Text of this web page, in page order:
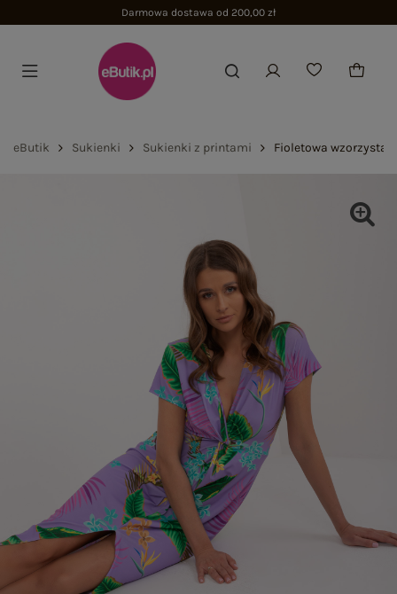
Darmowa dostawa od 200,00 zł
eButik Sukienki Sukienki z printami Fioletowa wzorzysta